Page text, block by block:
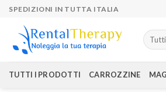
Skip
content
SPEDIZIONI IN TUTTA ITALIA
TUTTI I PRODOTTI CARROZZINE